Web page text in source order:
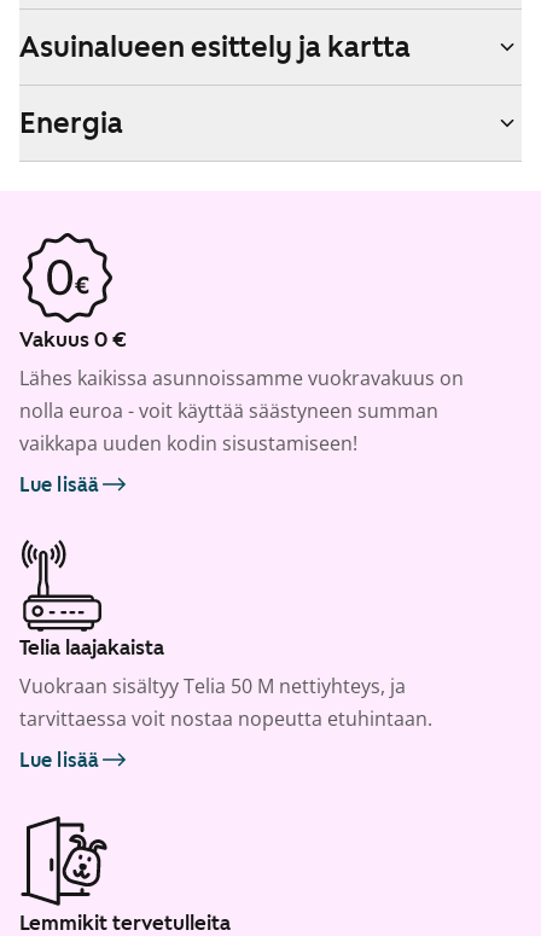
Asuinalueen esittely ja kartta
Energia
Vakuus 0 €
Lähes kaikissa asunnoissamme vuokravakuus on
nolla euroa - voit käyttää säästyneen summan
vaikkapa uuden kodin sisustamiseen!
Lue lisää
Telia laajakaista
Vuokraan sisältyy Telia 50 M nettiyhteys, ja
tarvittaessa voit nostaa nopeutta etuhintaan.
Lue lisää
Lemmikit tervetulleita